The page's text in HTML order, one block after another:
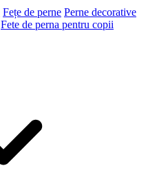
Fețe de perne Perne decorative
Fete de perna pentru copii